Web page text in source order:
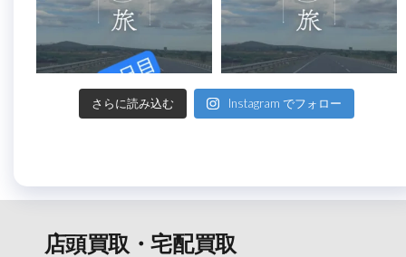
さらに読み込む Instagram でフォロー
店頭買取・宅配買取